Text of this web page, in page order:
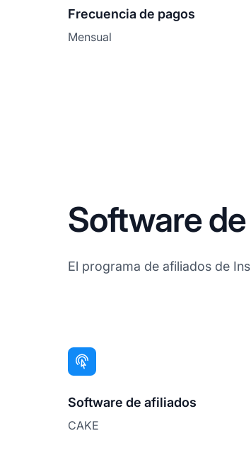
Frecuencia de pagos
Mensual
Software
El programa de afiliados de
Software de afiliados
CAKE